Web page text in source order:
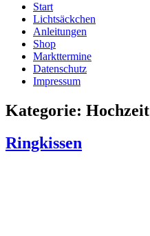
Start
Lichtsäckchen
Anleitungen
Shop
Markttermine
Datenschutz
Impressum
Kategorie: Hochzeit
Ringkissen